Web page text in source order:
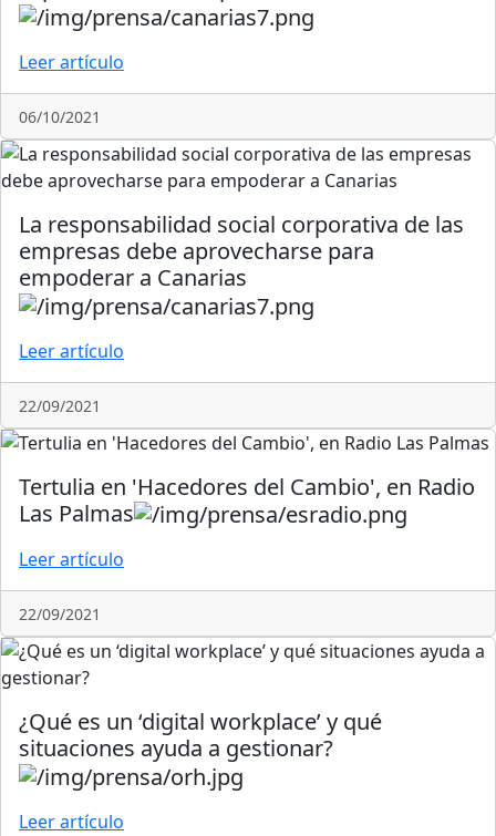
Leer artículo
06/10/2021
La responsabilidad social corporativa de las
empresas debe aprovecharse para
empoderar a Canarias
Leer artículo
22/09/2021
Tertulia en 'Hacedores del Cambio', en Radio
Las Palmas
Leer artículo
22/09/2021
¿Qué es un ‘digital workplace’ y qué
situaciones ayuda a gestionar?
Leer artículo